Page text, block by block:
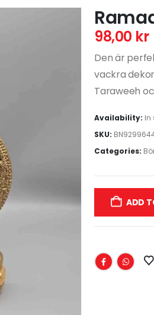
98,00 kr
Den är
vackra
Taraweeh
Availability: In
SKU:
Categories:
ADD